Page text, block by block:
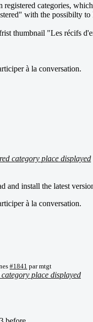
registered categories,
with the possibilty
thumbnail "Les récifs
à la conversation.
category place displayed
and install the latest
à la conversation.
#1841 parmtgt
category place displayed